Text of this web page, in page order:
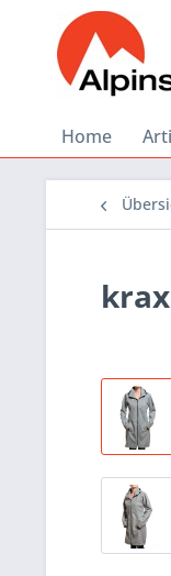
Home